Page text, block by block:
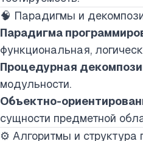
🧠 Парадигмы и
Парадигма
функциональная,
Процедурная
модульности.
Объектно-
сущности предметной
⚙️ Алгоритмы и структура